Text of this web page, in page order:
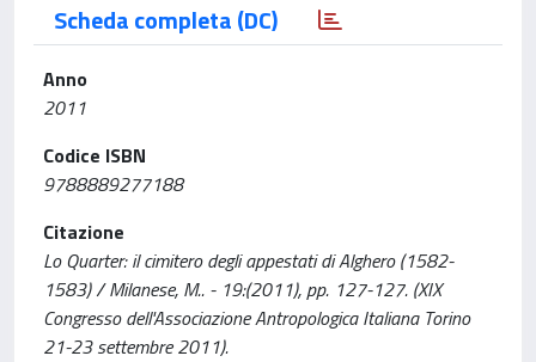
Scheda completa (DC)
Anno
2011
Codice ISBN
9788889277188
Citazione
Lo Quarter: il cimitero degli appestati di Alghero (1582-
1583) / Milanese, M.. - 19:(2011), pp. 127-127. (XIX
Congresso dell'Associazione Antropologica Italiana Torino
21-23 settembre 2011).